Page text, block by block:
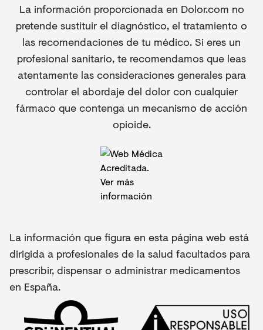
La información proporcionada en Dolor.com no
pretende sustituir el diagnóstico, el tratamiento o
las recomendaciones de tu médico. Si eres un
profesional sanitario, te recomendamos que leas
atentamente las consideraciones generales para
controlar el abordaje del dolor con cualquier
fármaco que contenga un mecanismo de acción
opioide.
La información que figura en esta página web está
dirigida a profesionales de la salud facultados para
prescribir, dispensar o administrar medicamentos
en España.